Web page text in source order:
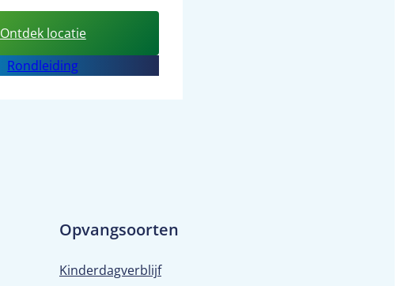
Ontdek locatie:
BSO
Sprankelsport
Rondleiding
Opvangsoorten
Kinderdagverblijf